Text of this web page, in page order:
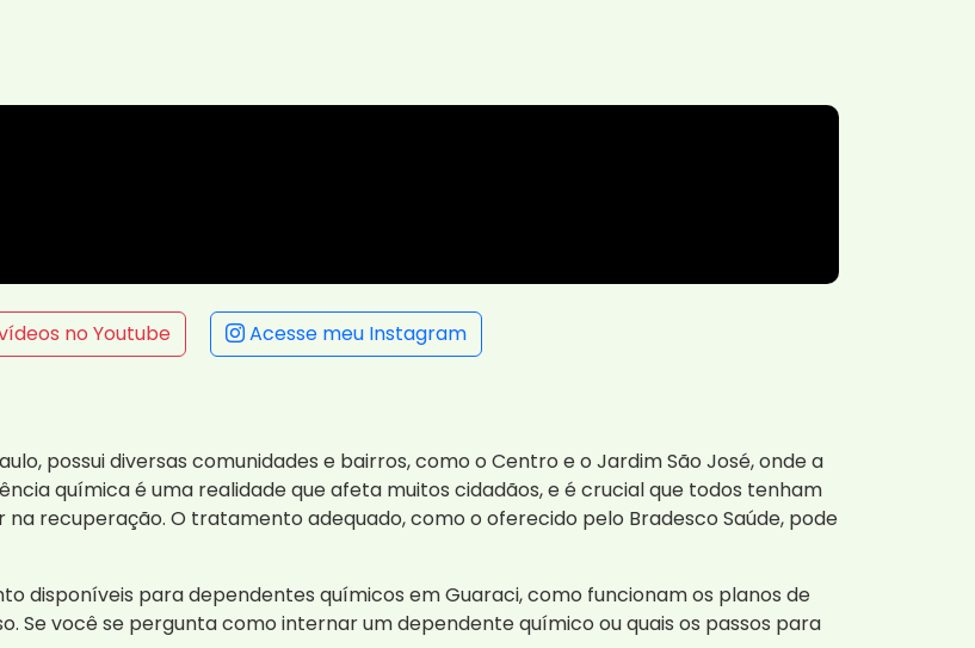
no Youtube Acesse meu Instagram
possui diversas comunidades e bairros, como o Centro e o Jardim São José, onde a
química é uma realidade que afeta muitos cidadãos, e é crucial que todos tenham
recuperação. O tratamento adequado, como o oferecido pelo Bradesco Saúde, pode
disponíveis para dependentes químicos em Guaraci, como funcionam os planos de
Se você se pergunta como internar um dependente químico ou quais os passos para